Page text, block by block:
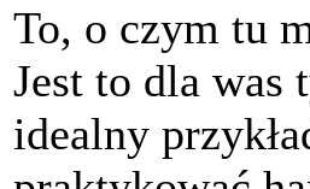
To, o czym tu
Jest to dla was
idealny